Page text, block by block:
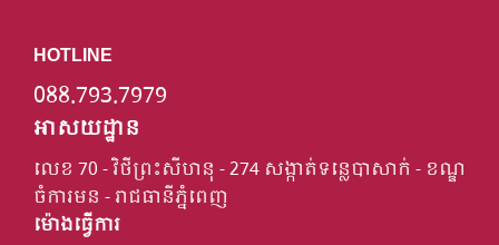
HOTLINE
088.793.7979
អាសយដ្ឋាន
លេខ 70 - វិថីព្រះសីហនុ - 274 សង្កាត់ទន្លេបាសាក់ - ខណ្ឌ
ចំការមន - រាជធានីភ្នំពេញ
ម៉ោងធ្វើការ